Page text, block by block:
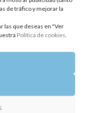
de tráfico y mejorar la
las que deseas en "Ver
Política de cookies.
España